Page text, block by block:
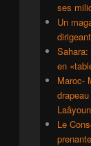
barre
latérale
ses
Un
en
Maroc-
Le